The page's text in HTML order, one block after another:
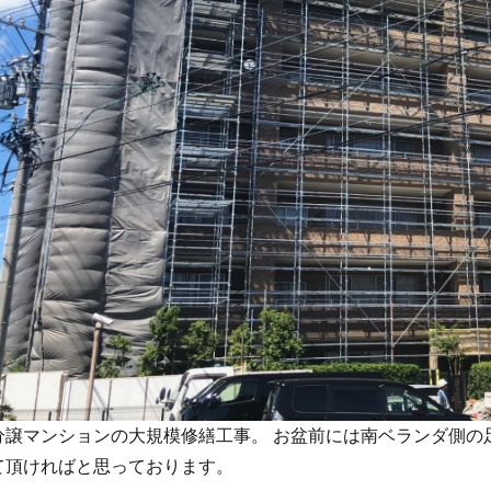
譲マンションの大規模修繕工事。 お盆前には南ベランダ側
ければと思っております。